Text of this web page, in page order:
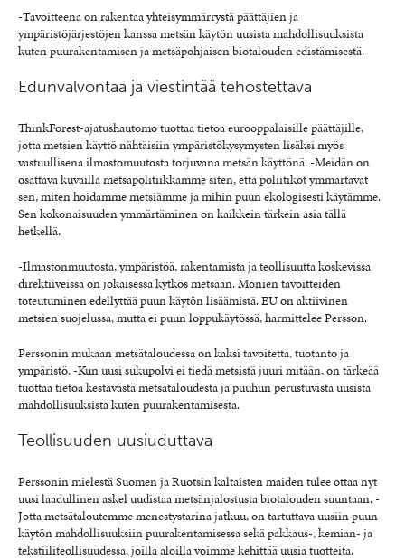
-Tavoitteena on rakentaa yhteisymmärrystä päättäjien ja
ympäristöjärjestöjen kanssa metsän käytön uusista mahdollisuuksista
kuten puurakentamisen ja metsäpohjaisen biotalouden edistämisestä.
Edunvalvontaa ja viestintää tehostettava
ThinkForest-ajatushautomo tuottaa tietoa eurooppalaisille päättäjille,
jotta metsien käyttö nähtäisiin ympäristökysymysten lisäksi myös
vastuullisena ilmastomuutosta torjuvana metsän käyttönä. -Meidän on
osattava kuvailla metsäpolitiikkamme siten, että poliitikot ymmärtävät
sen, miten hoidamme metsiämme ja mihin puun ekologisesti käytämme.
Sen kokonaisuuden ymmärtäminen on kaikkein tärkein asia tällä
hetkellä.
-Ilmastonmuutosta, ympäristöä, rakentamista ja teollisuutta koskevissa
direktiiveissä on jokaisessa kytkös metsään. Monien tavoitteiden
toteutuminen edellyttää puun käytön lisäämistä. EU on aktiivinen
metsien suojelussa, mutta ei puun loppukäytössä, harmittelee Persson.
Perssonin mukaan metsätaloudessa on kaksi tavoitetta, tuotanto ja
ympäristö. -Kun uusi sukupolvi ei tiedä metsistä juuri mitään, on tärkeää
tuottaa tietoa kestävästä metsätaloudesta ja puuhun perustuvista uusista
mahdollisuuksista kuten puurakentamisesta.
Teollisuuden uusiuduttava
Perssonin mielestä Suomen ja Ruotsin kaltaisten maiden tulee ottaa nyt
uusi laadullinen askel uudistaa metsänjalostusta biotalouden suuntaan. -
Jotta metsätaloutemme menestystarina jatkuu, on tartuttava uusiin puun
käytön mahdollisuuksiin puurakentamisessa sekä pakkaus-, kemian- ja
tekstiiliteollisuudessa, joilla aloilla voimme kehittää uusia tuotteita.